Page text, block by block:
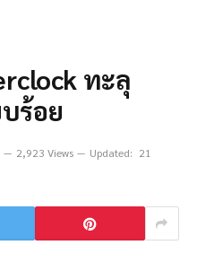
ทะลุ
ร้อย
2,923 Views Updated: 21